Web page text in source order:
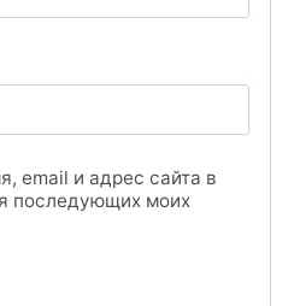
email и адрес сайта в
последующих моих